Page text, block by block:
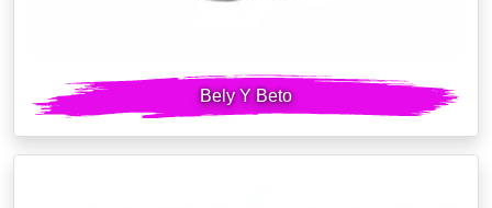
Bely Y Beto